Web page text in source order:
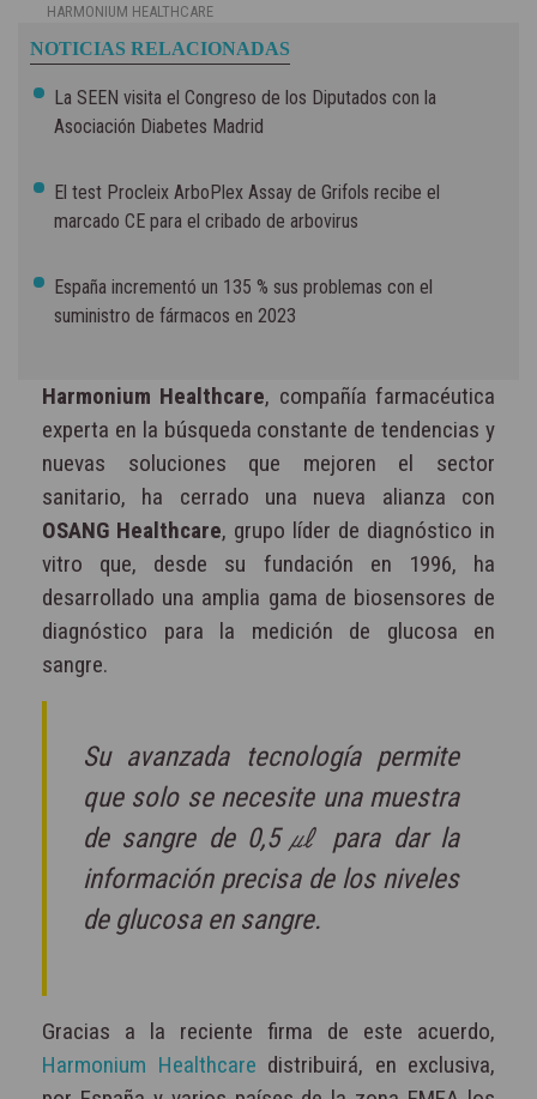
HARMONIUM HEALTHCARE
NOTICIAS RELACIONADAS
La SEEN visita el Congreso de los Diputados con la
Asociación Diabetes Madrid
El test Procleix ArboPlex Assay de Grifols recibe el
marcado CE para el cribado de arbovirus
España incrementó un 135 % sus problemas con el
suministro de fármacos en 2023
Harmonium Healthcare, compañía farmacéutica
experta en la búsqueda constante de tendencias y
nuevas soluciones que mejoren el sector
sanitario, ha cerrado una nueva alianza con
OSANG Healthcare, grupo líder de diagnóstico in
vitro que, desde su fundación en 1996, ha
desarrollado una amplia gama de biosensores de
diagnóstico para la medición de glucosa en
sangre.
Su avanzada tecnología permite
que solo se necesite una muestra
de sangre de 0,5㎕ para dar la
información precisa de los niveles
de glucosa en sangre.
Gracias a la reciente firma de este acuerdo,
Harmonium Healthcare distribuirá, en exclusiva,